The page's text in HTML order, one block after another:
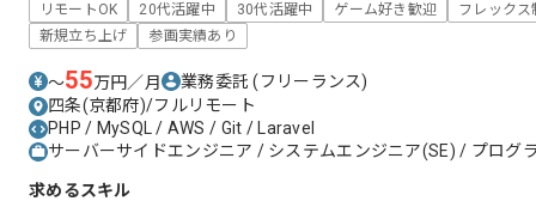
リモートOK 20代活躍中 30代活躍中 ゲーム好き歓迎
フレックス
新規立ち上げ
参画実績あり
〜55万円／月 業務委託(フリーランス)
四条(京都府)/フルリモート
PHP / MySQL / AWS / Git / Laravel
サーバーサイドエンジニア / システムエンジニア(SE) / プログ
求めるスキル